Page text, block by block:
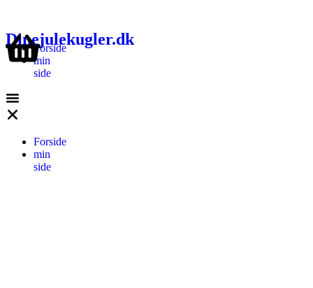
Dinejulekugler.dk
Forside
min
side
Forside
min
side